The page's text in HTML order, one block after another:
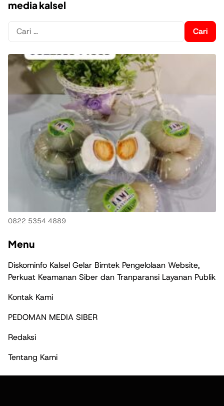
media kalsel
Cari
untuk:
0822 5354 4889
Menu
Diskominfo Kalsel Gelar Bimtek Pengelolaan Website,
Perkuat Keamanan Siber dan Tranparansi Layanan Publik
Kontak Kami
PEDOMAN MEDIA SIBER
Redaksi
Tentang Kami